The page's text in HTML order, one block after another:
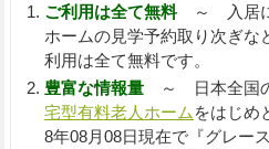
ご利用は全て無料～ 入居に
ホームの見学予約取り次ぎな
利用は全て無料です。
豊富な情報量～ 日本全国
宅型有料老人ホーム をはじめ
8年08月08日現在で『グレー